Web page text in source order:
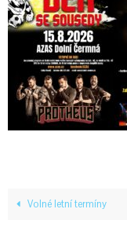
Volné letní termíny